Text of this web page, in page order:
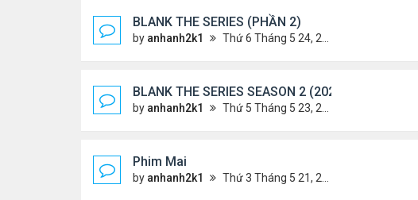
BLANK THE SERIES (PHẦN 2)
by anhanh2k1 Thứ 6 Tháng 5 24, 2024 1:53 am
BLANK THE SERIES SEASON 2 (2024)
by anhanh2k1 Thứ 5 Tháng 5 23, 2024 1:03 am
Phim Mai
by anhanh2k1 Thứ 3 Tháng 5 21, 2024 1:06 am